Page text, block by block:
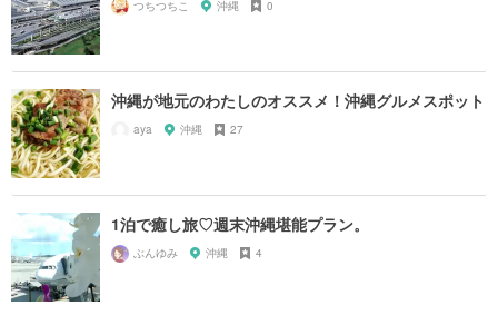
つちつちこ 沖縄 0
沖縄が地元のわたしのオススメ！沖縄グルメスポット
aya 沖縄 27
1泊で癒し旅♡週末沖縄堪能プラン。
ぶんゆみ 沖縄 4